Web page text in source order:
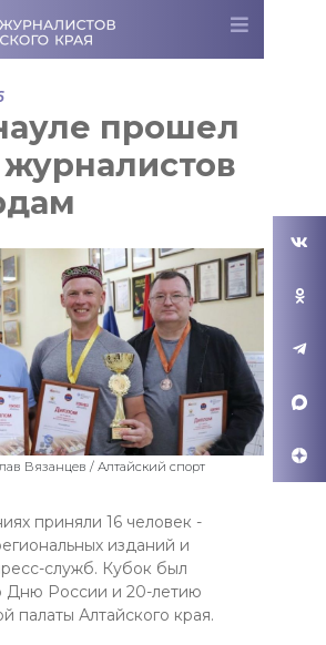
прошел
Вязанцев / Алтайский спорт
приняли 16 человек -
изданий и
служб. Кубок был
Дню России и 20-летию
палаты Алтайского края.